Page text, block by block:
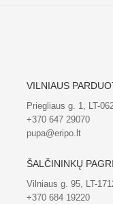
VILNIAUS
Priegliaus g. 1, LT-
+370 647 29070
pupa@eripo.lt
ŠALČININKŲ
Vilniaus g. 95, LT-
+370 684 19220